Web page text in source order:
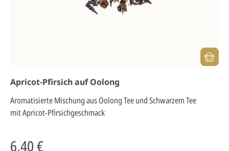
Apricot-Pfirsich auf Oolong
Aromatisierte Mischung aus Oolong Tee und Schwarzem Tee
mit Apricot-Pfirsichgeschmack
6,40 €